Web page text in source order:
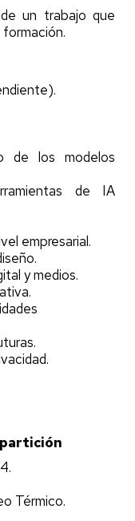
un trabajo que
de los modelos
de IA
empresarial.
y medios.
Térmico.